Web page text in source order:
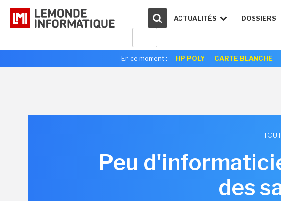
ACTUALITÉS DOSSIERS
En ce moment : HP POLY CARTE BLANCHE
Peu
des